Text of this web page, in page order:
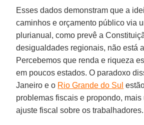
Esses dados demonstram que a
caminhos e orçamento público via
plurianual, como prevê a
desigualdades regionais, não está
Percebemos que renda e riqueza
em poucos estados. O paradoxo
Janeiro e o Rio Grande do Sul
problemas fiscais e propondo, mais
ajuste fiscal sobre os trabalhadores.